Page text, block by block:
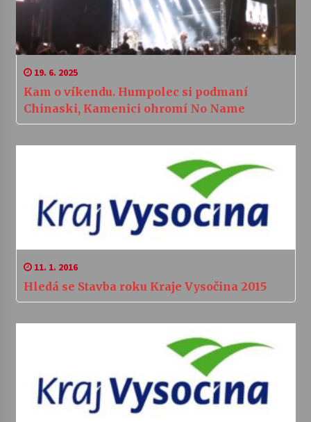
19. 6. 2025
Kam o víkendu. Humpolec si podmaní
Chinaski, Kamenici ohromí No Name
11. 1. 2016
Hledá se Stavba roku Kraje Vysočina 2015